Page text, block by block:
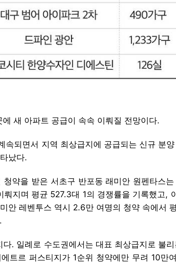
에 새 아파트 공급이 속속 이뤄질 전망이다.
속되면서 지역 최상급지에 공급되는 신규 분양
났다.
약을 받은 서초구 반포동 래미안 원펜타스는
지며 평균 527.3대 1의 경쟁률을 기록했고,
안 레벤투스 역시 2.6만 여명의 청약 속에서
. 일례로 수도권에서는 대표 최상급지로 불
트르 퍼스티지가 1순위 청약에만 무려 10만